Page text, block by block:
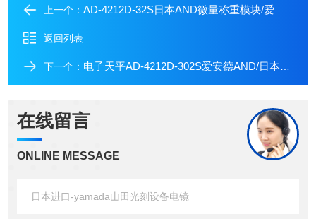
上一个： AD-4212D-32S日本AND微量称重模块/爱安德实验室电子天平
返回列表
下一个： 电子天平AD-4212D-302S爱安德AND/日本进口高速精准微量称重模块
在线留言
ONLINE MESSAGE